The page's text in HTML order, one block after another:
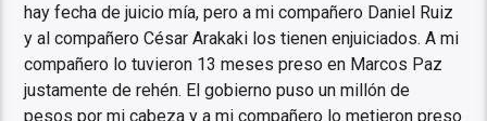
hay fecha de juicio mía, pero a mi compañero Daniel Ruiz
y al compañero César Arakaki los tienen enjuiciados. A mi
compañero lo tuvieron 13 meses preso en Marcos Paz
justamente de rehén. El gobierno puso un millón de
pesos por mi cabeza y a mi compañero lo metieron preso